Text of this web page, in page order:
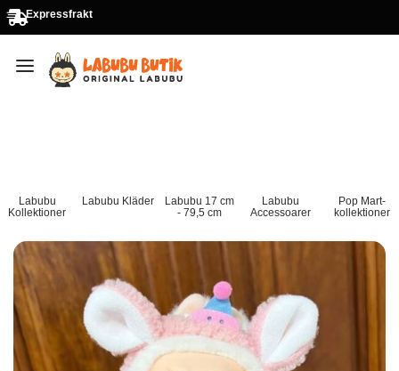
Expressfrakt
Labubu
Kollektioner
Labubu Kläder
Labubu 17 cm
- 79,5 cm
Labubu
Accessoarer
Pop Mart-
kollektioner